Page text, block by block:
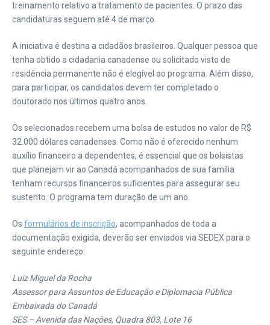
treinamento relativo a tratamento de pacientes. O prazo das
candidaturas seguem até 4 de março.
A iniciativa é destina a cidadãos brasileiros. Qualquer pessoa que
tenha obtido a cidadania canadense ou solicitado visto de
residência permanente não é elegível ao programa. Além disso,
para participar, os candidatos devem ter completado o
doutorado nos últimos quatro anos.
Os selecionados recebem uma bolsa de estudos no valor de R$
32.000 dólares canadenses. Como não é oferecido nenhum
auxílio financeiro a dependentes, é essencial que os bolsistas
que planejam vir ao Canadá acompanhados de sua família
tenham recursos financeiros suficientes para assegurar seu
sustento. O programa tem duração de um ano.
Os formulários de inscrição, acompanhados de toda a
documentação exigida, deverão ser enviados via SEDEX para o
seguinte endereço:
Luiz Miguel da Rocha
Assessor para Assuntos de Educação e Diplomacia Pública
Embaixada do Canadá
SES – Avenida das Nações, Quadra 803, Lote 16